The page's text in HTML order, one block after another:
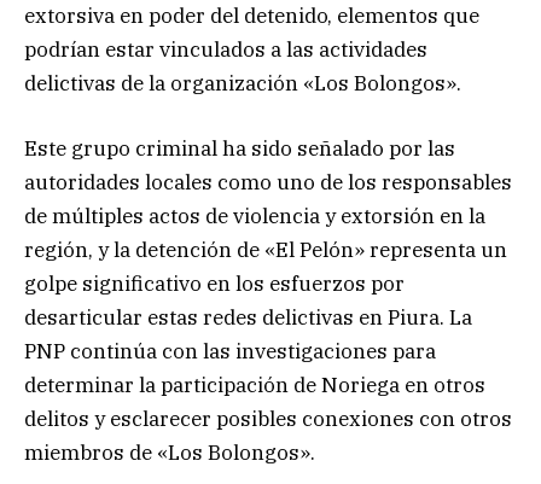
extorsiva en poder del detenido, elementos que
podrían estar vinculados a las actividades
delictivas de la organización «Los Bolongos».
Este grupo criminal ha sido señalado por las
autoridades locales como uno de los responsables
de múltiples actos de violencia y extorsión en la
región, y la detención de «El Pelón» representa un
golpe significativo en los esfuerzos por
desarticular estas redes delictivas en Piura. La
PNP continúa con las investigaciones para
determinar la participación de Noriega en otros
delitos y esclarecer posibles conexiones con otros
miembros de «Los Bolongos».